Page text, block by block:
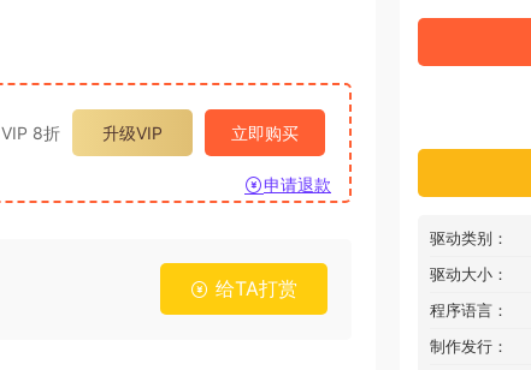
VIP 8折 升级VIP 立即购买
申请退款
给TA打赏
驱动类别：
驱动大小：
程序语言：
制作发行：